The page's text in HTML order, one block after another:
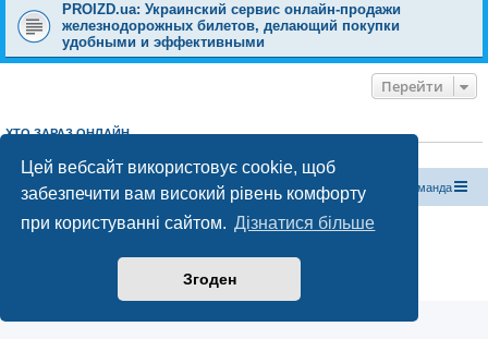
Цей вебсайт використовує cookie, щоб
забезпечити вам високий рівень комфорту
при користуванні сайтом. Дізнатися більше
Згоден
PROIZD.ua: Украинский сервис онлайн-продажи
железнодорожных билетов, делающий покупки
удобными и эффективными
Перейти
ХТО ЗАРАЗ ОНЛАЙН
Магазин спорядження Туристичний форум «Рюкзак» Команда
Працює на phpBB® Forum Software © phpBB Limited